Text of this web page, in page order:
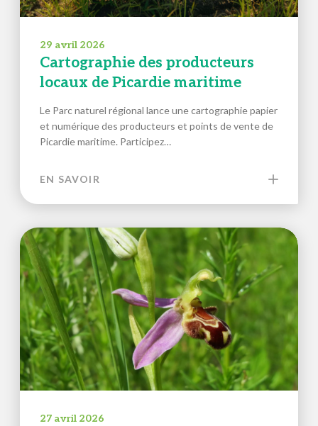
29 avril 2026
Cartographie des producteurs
locaux de Picardie maritime
Le Parc naturel régional lance une cartographie papier
et numérique des producteurs et points de vente de
Picardie maritime. Participez…
EN SAVOIR
27 avril 2026